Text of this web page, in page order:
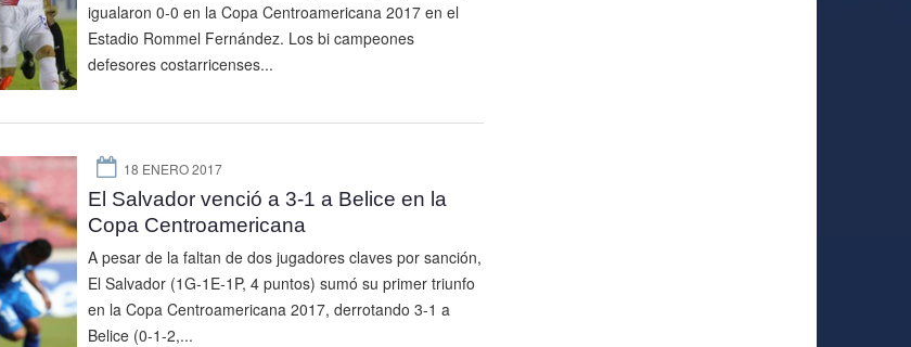
igualaron 0-0 en la Copa Centroamericana 2017 en el
Estadio Rommel Fernández. Los bi campeones
defesores costarricenses...
18 ENERO 2017
El Salvador venció a 3-1 a Belice en la
Copa Centroamericana
A pesar de la faltan de dos jugadores claves por sanción,
El Salvador (1G-1E-1P, 4 puntos) sumó su primer triunfo
en la Copa Centroamericana 2017, derrotando 3-1 a
Belice (0-1-2,...